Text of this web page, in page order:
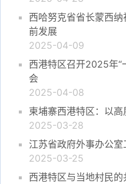
西哈努克省省长蒙西
前发展
2025-04-09
西港特区召开2025年“
会
2025-04-08
柬埔寨西港特区：以高
2025-03-28
江苏省政府外事办公
2025-03-25
西港特区与当地村民的